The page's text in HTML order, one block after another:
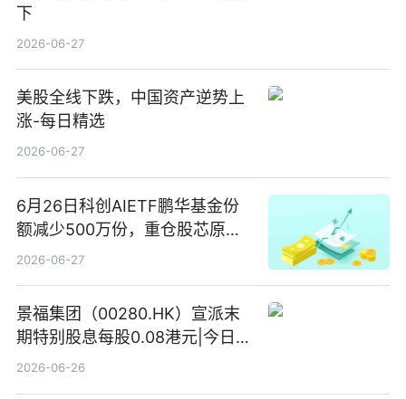
下
2026-06-27
美股全线下跌，中国资产逆势上
涨-每日精选
2026-06-27
6月26日科创AIETF鹏华基金份
额减少500万份，重仓股芯原股
份、寒武纪、澜起科技 观速讯
2026-06-27
景福集团（00280.HK）宣派末
期特别股息每股0.08港元|今日快
看
2026-06-26